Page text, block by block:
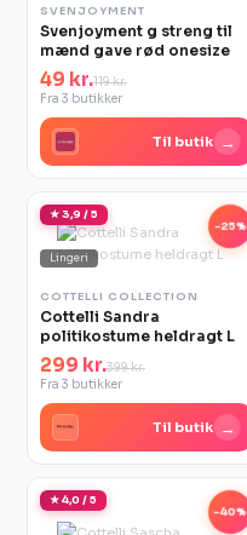
SVENJOYMENT
Svenjoyment g streng til
mænd gave rød onesize
49 kr.119 kr.
Fra 3 butikker
Til butik →
★ 3,9 / 5
-25%
Lingeri
COTTELLI COLLECTION
Cottelli Sandra
politikostume heldragt L
299 kr.399 kr.
Fra 3 butikker
Til butik →
★ 4,0 / 5
-40%